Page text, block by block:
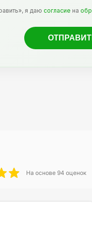
я даю согласие на
На основе 94 оценок